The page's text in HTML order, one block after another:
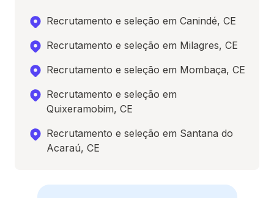
Recrutamento e seleção em Canindé, CE
Recrutamento e seleção em Milagres, CE
Recrutamento e seleção em Mombaça, CE
Recrutamento e seleção em
Quixeramobim, CE
Recrutamento e seleção em Santana do
Acaraú, CE